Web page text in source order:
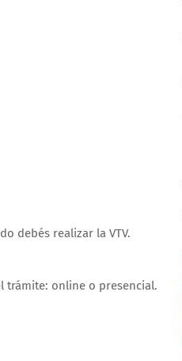
debés realizar la VTV.
trámite: online o presencial.